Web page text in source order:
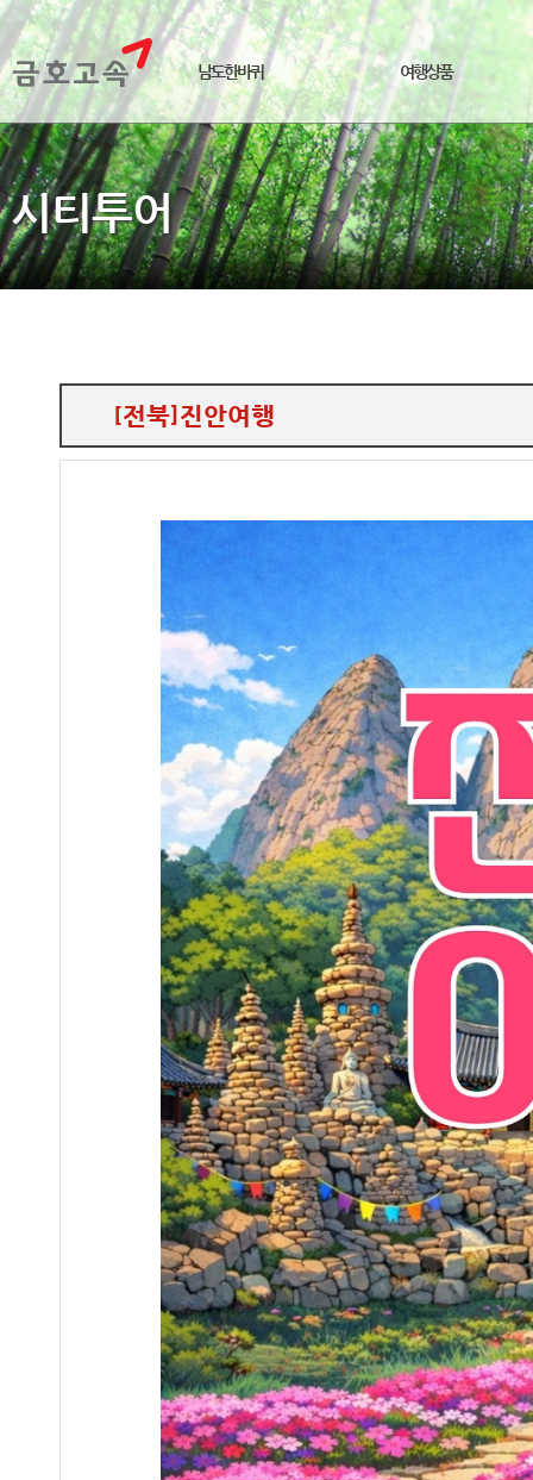
남도한바퀴 여행상품
시티투어
[전북]진안여행